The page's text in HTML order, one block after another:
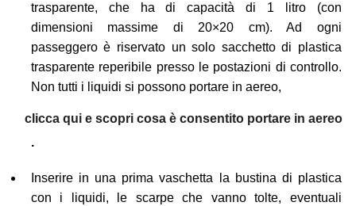
trasparente, che ha di capacità di 1 litro (con
dimensioni massime di 20×20 cm). Ad ogni
passeggero è riservato un solo sacchetto di plastica
trasparente reperibile presso le postazioni di controllo.
Non tutti i liquidi si possono portare in aereo,
clicca qui e scopri cosa è consentito portare in aereo
.
Inserire in una prima vaschetta la bustina di plastica
con i liquidi, le scarpe che vanno tolte, eventuali